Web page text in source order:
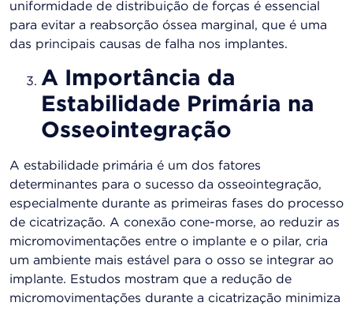
uniformidade de distribuição de forças é essencial
para evitar a reabsorção óssea marginal, que é uma
das principais causas de falha nos implantes​.
A Importância da
Estabilidade Primária na
Osseointegração
A estabilidade primária é um dos fatores
determinantes para o sucesso da osseointegração,
especialmente durante as primeiras fases do processo
de cicatrização. A conexão cone-morse, ao reduzir as
micromovimentações entre o implante e o pilar, cria
um ambiente mais estável para o osso se integrar ao
implante. Estudos mostram que a redução de
micromovimentações durante a cicatrização minimiza